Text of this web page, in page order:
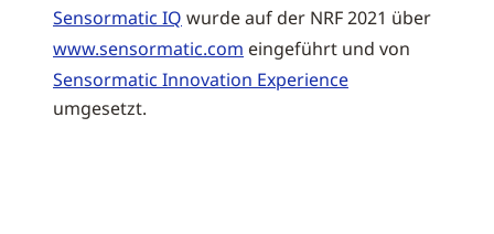
Sensormatic IQ wurde auf der NRF 2021 über
www.sensormatic.com eingeführt und von
Sensormatic Innovation Experience
umgesetzt.